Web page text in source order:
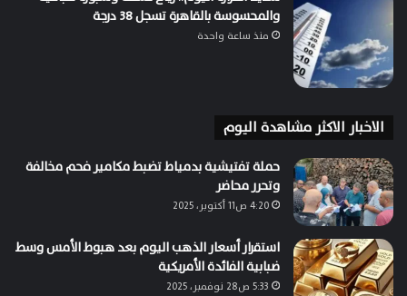
والمحسوسة بالقاهرة تسجل 38 درجة
منذ ساعة واحدة
الاخبار الاكثر مشاهدة اليوم
حملة تفتيشية بدمياط تضبط مكامير فحم مخالفة
وتحرر محاضر
4:20 ص11 أكتوبر، 2025
استقرار أسعار الذهب اليوم بعد هبوط الأمس وسط
ضبابية الفائدة الأمريكية
5:33 ص28 نوفمبر، 2025